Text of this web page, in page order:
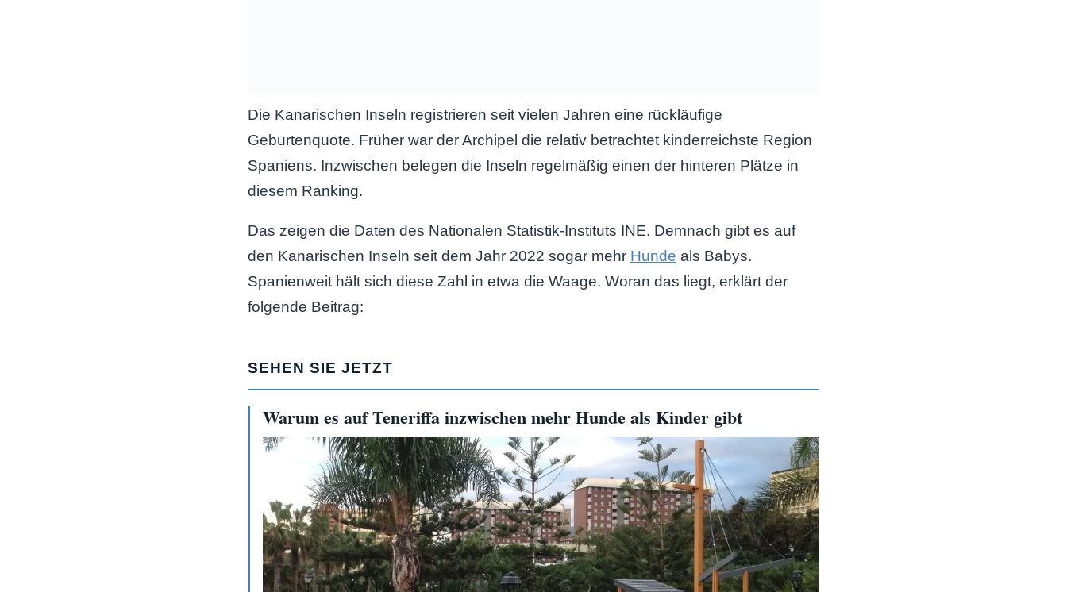
Die Kanarischen Inseln registrieren seit vielen Jahren eine rückläufige
Geburtenquote. Früher war der Archipel die relativ betrachtet kinderreichste Region
Spaniens. Inzwischen belegen die Inseln regelmäßig einen der hinteren Plätze in
diesem Ranking.
Das zeigen die Daten des Nationalen Statistik-Instituts INE. Demnach gibt es auf
den Kanarischen Inseln seit dem Jahr 2022 sogar mehr Hunde als Babys.
Spanienweit hält sich diese Zahl in etwa die Waage. Woran das liegt, erklärt der
folgende Beitrag:
SEHEN SIE JETZT
Warum es auf Teneriffa inzwischen mehr Hunde als Kinder gibt